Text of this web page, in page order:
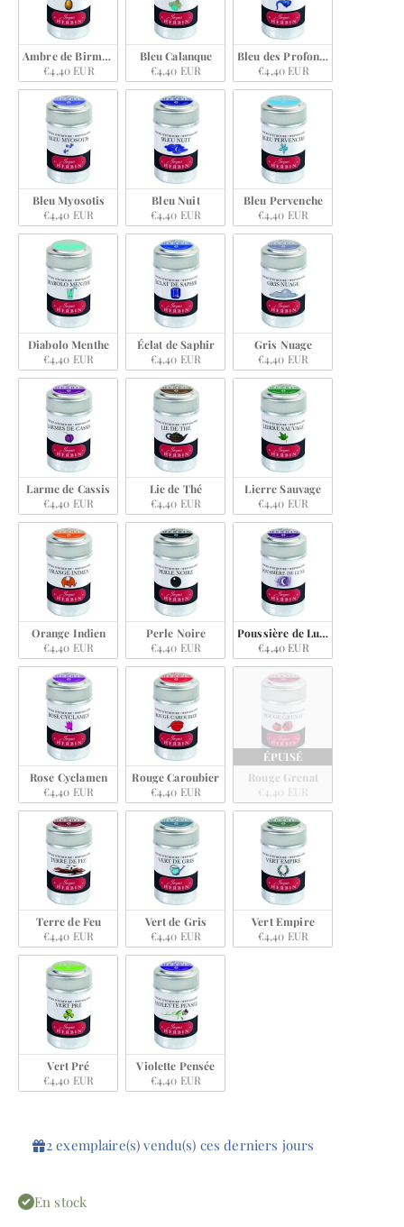
Ambre de Birmanie
€4,40 EUR
Bleu Calanque
€4,40 EUR
Bleu des Profondeurs
€4,40 EUR
Bleu Myosotis
€4,40 EUR
Bleu Nuit
€4,40 EUR
Bleu Pervenche
€4,40 EUR
Diabolo Menthe
€4,40 EUR
Éclat de Saphir
€4,40 EUR
Gris Nuage
€4,40 EUR
Larme de Cassis
€4,40 EUR
Lie de Thé
€4,40 EUR
Lierre Sauvage
€4,40 EUR
Orange Indien
€4,40 EUR
Perle Noire
€4,40 EUR
Poussière de Lune
€4,40 EUR
Rose Cyclamen
€4,40 EUR
Rouge Caroubier
€4,40 EUR
ÉPUISÉ
Rouge Grenat
€4,40 EUR
Terre de Feu
€4,40 EUR
Vert de Gris
€4,40 EUR
Vert Empire
€4,40 EUR
Vert Pré
€4,40 EUR
Violette Pensée
€4,40 EUR
2exemplaire(s)vendu(s) cesderniers jours
En stock